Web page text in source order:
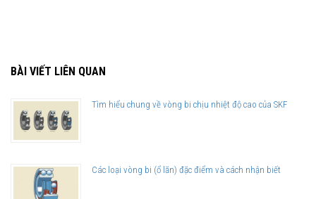
BÀI VIẾT LIÊN QUAN
Tìm hiểu chung về vòng bi chịu nhiệt độ cao của SKF
Các loại vòng bi (ổ lăn) đặc điểm và cách nhận biết